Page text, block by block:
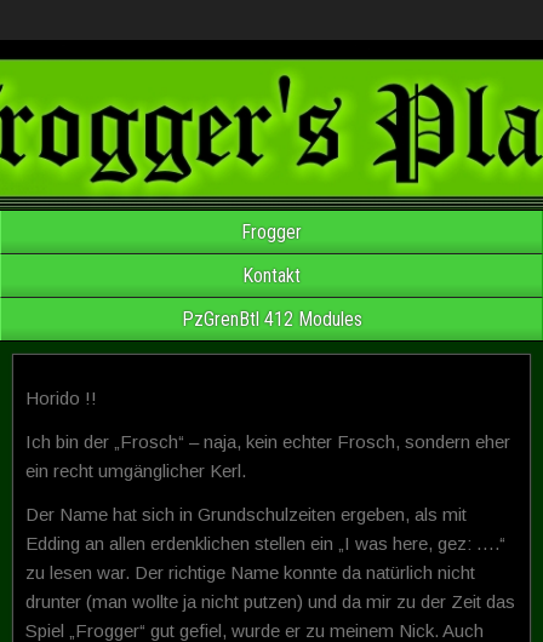
Frogger
Kontakt
PzGrenBtl 412 Modules
Horido !!
Ich bin der „Frosch“ – naja, kein echter Frosch, sondern eher
ein recht umgänglicher Kerl.
Der Name hat sich in Grundschulzeiten ergeben, als mit
Edding an allen erdenklichen stellen ein „I was here, gez: ….“
zu lesen war. Der richtige Name konnte da natürlich nicht
drunter (man wollte ja nicht putzen) und da mir zu der Zeit das
Spiel „Frogger“ gut gefiel, wurde er zu meinem Nick. Auch